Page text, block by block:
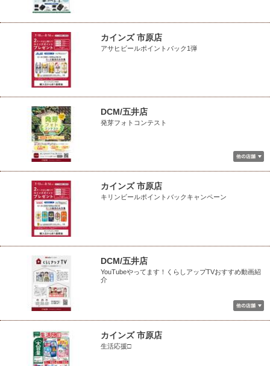
カインズ 市原店
アサヒビールポイントバック1弾
DCM/五井店
発芽フォトコンテスト
カインズ 市原店
キリンビールポイントバックキャンペーン
DCM/五井店
YouTubeやってます！くらしアップTVおすすめ動画紹
介
カインズ 市原店
生活応援□